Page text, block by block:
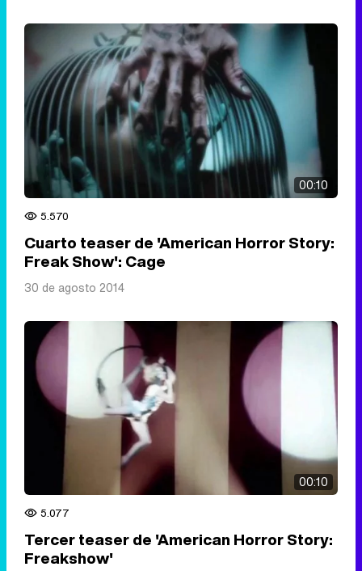
00:10
5.570
Cuarto teaser de 'American Horror Story:
Freak Show': Cage
30 de agosto 2014
00:10
5.077
Tercer teaser de 'American Horror Story:
Freakshow'